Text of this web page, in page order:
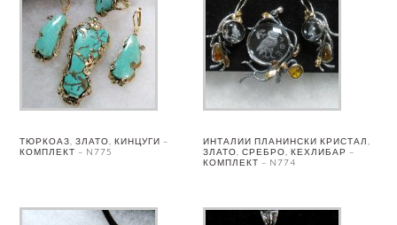
ТЮРКОАЗ, ЗЛАТО, КИНЦУГИ –
КОМПЛЕКТ – N775
ИНТАЛИИ ПЛАНИНСКИ КРИСТАЛ,
ЗЛАТО, СРЕБРО, КЕХЛИБАР –
КОМПЛЕКТ – N774